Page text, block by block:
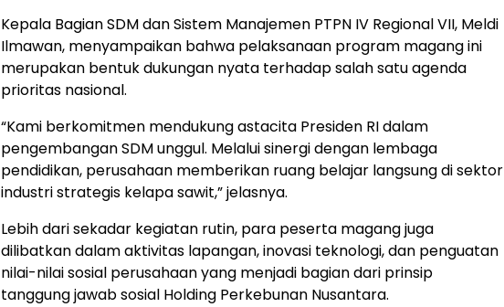
Kepala Bagian SDM dan Sistem Manajemen PTPN IV Regional VII, Meldi
Ilmawan, menyampaikan bahwa pelaksanaan program magang ini
merupakan bentuk dukungan nyata terhadap salah satu agenda
prioritas nasional.
“Kami berkomitmen mendukung astacita Presiden RI dalam
pengembangan SDM unggul. Melalui sinergi dengan lembaga
pendidikan, perusahaan memberikan ruang belajar langsung di sektor
industri strategis kelapa sawit,” jelasnya.
Lebih dari sekadar kegiatan rutin, para peserta magang juga
dilibatkan dalam aktivitas lapangan, inovasi teknologi, dan penguatan
nilai-nilai sosial perusahaan yang menjadi bagian dari prinsip
tanggung jawab sosial Holding Perkebunan Nusantara.